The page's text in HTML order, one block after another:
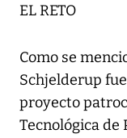
EL RETO
Como se
Schjelderup
proyecto
Tecnológica de